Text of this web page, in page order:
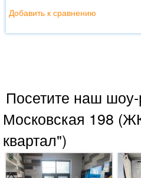
Добавить к сравнению
Посетите наш
Московская 198
квартал")